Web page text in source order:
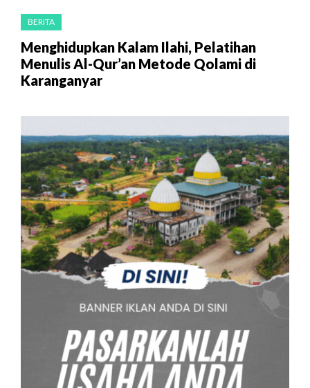
BERITA
Menghidupkan Kalam Ilahi, Pelatihan
Menulis Al-Qur’an Metode Qolami di
Karanganyar